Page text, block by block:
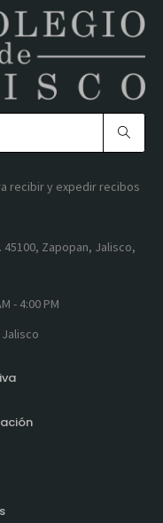
recibir y expedir recibos
45100, Zapopan, Jalisco,
- 4:00 PM